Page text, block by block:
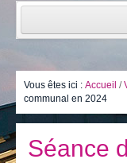
Vie politique
Je vis
Je visite
Vous êtes ici : Accueil /
communal en 2024
Séance